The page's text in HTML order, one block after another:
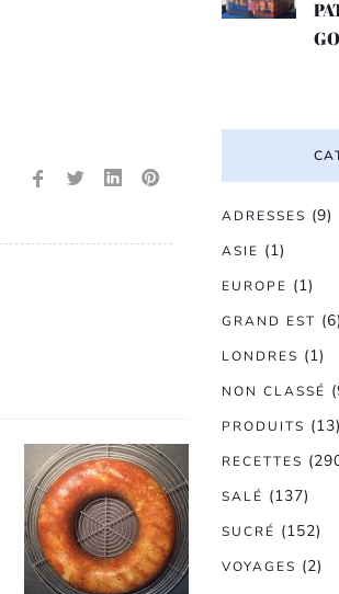
ADRESSES (9)
ASIE (1)
EUROPE (1)
GRAND EST (6)
LONDRES (1)
NON CLASSÉ
PRODUITS (13)
RECETTES
SALÉ (137)
SUCRÉ (152)
VOYAGES (2)